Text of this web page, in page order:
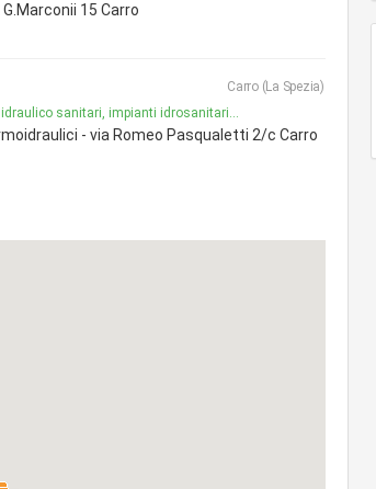
15 Carro
Carro (La Spezia)
sanitari, impianti idrosanitari...
- via Romeo Pasqualetti 2/c Carro